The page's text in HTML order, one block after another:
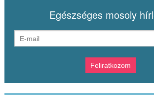
Egészséges mosoly